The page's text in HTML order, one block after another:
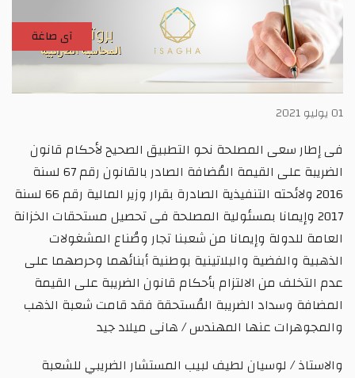
آى صاغة
01 يوليو 2021
فى إطار سعى المصلحة نحو التطبيق الصحيح لأحكام قانون
الضريبة على القيمة المُضافة الصادر بالقانون رقم 67 لسنة
2016 ولائحته التنفيذية الصادرة بقرار وزير المالية رقم 66 لسنة
2017 وإيمانا بمسئولية المصلحة فى تحصيل مستحقات الخزانة
العامة للدولة وإيمانا من شعبنا تجار وصُناع المشغولات
الذهبية والفضية والبلاتينية بوطنية أبنائهما وحرصهما على
عدم التخلف من الالتزام بأحكام قانون الضريبة على القيمة
المضافة وسداد الضريبة المُستحقة فقد قامت شعبة الذهب
والمجوهرات عنها المهندس / هانى ميلاد جيد
والاستاذ / لوسيان لطيف لبيب المستشار الضريبي للشعبة